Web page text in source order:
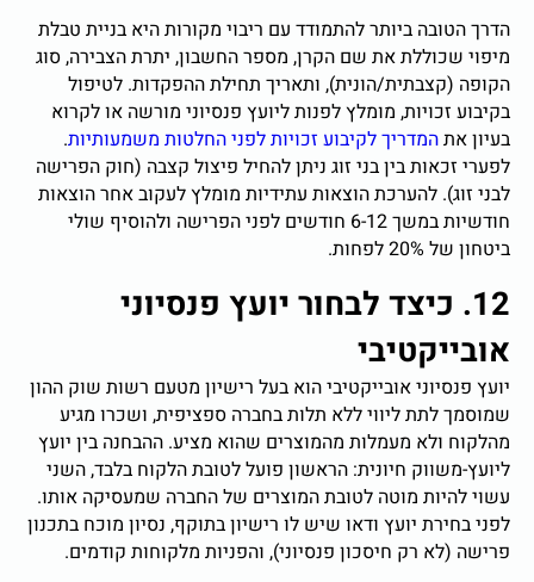
הדרך הטובה ביותר להתמודד עם ריבוי מקורות היא בניית טבלת
מיפוי שכוללת את שם הקרן, מספר החשבון, יתרת הצבירה, סוג
הקופה (קצבתית/הונית), ותאריך תחילת ההפקדות. לטיפול
בקיבוע זכויות, מומלץ לפנות ליועץ פנסיוני מורשה או לקרוא
בעיון אתהמדריך לקיבוע זכויות לפני החלטות משמעותיות.
לפערי זכאות בין בני זוג ניתן להחיל פיצול קצבה (חוק הפרישה
לבני זוג). להערכת הוצאות עתידיות מומלץ לעקוב אחר הוצאות
חודשיות במשך 6-12 חודשים לפני הפרישה ולהוסיף שולי
ביטחון של 20% לפחות.
12. כיצד לבחור יועץ פנסיוני
אובייקטיבי
יועץ פנסיוני אובייקטיבי הוא בעל רישיון מטעם רשות שוק ההון
שמוסמך לתת ליווי ללא תלות בחברה ספציפית, ושכרו מגיע
מהלקוח ולא מעמלות מהמוצרים שהוא מציע. ההבחנה בין יועץ
ליועץ-משווק חיונית: הראשון פועל לטובת הלקוח בלבד, השני
עשוי להיות מוטה לטובת המוצרים של החברה שמעסיקה אותו.
לפני בחירת יועץ ודאו שיש לו רישיון בתוקף, נסיון מוכח בתכנון
פרישה (לא רק חיסכון פנסיוני), והפניות מלקוחות קודמים.